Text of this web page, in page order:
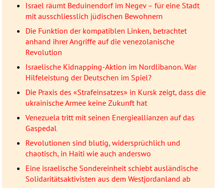
Israel räumt Beduinendorf im Negev – für eine Stadt
mit ausschliesslich jüdischen Bewohnern
Die Funktion der kompatiblen Linken, betrachtet
anhand ihrer Angriffe auf die venezolanische
Revolution
Israelische Kidnapping-Aktion im Nordlibanon. War
Hilfeleistung der Deutschen im Spiel?
Die Praxis des «Strafeinsatzes» in Kursk zeigt, dass die
ukrainische Armee keine Zukunft hat
Venezuela tritt mit seinen Energieallianzen auf das
Gaspedal
Revolutionen sind blutig, widersprüchlich und
chaotisch, in Haiti wie auch anderswo
Eine israelische Sondereinheit schiebt ausländische
Solidaritätsaktivisten aus dem Westjordanland ab